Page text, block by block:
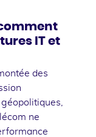
IT et
des
ne